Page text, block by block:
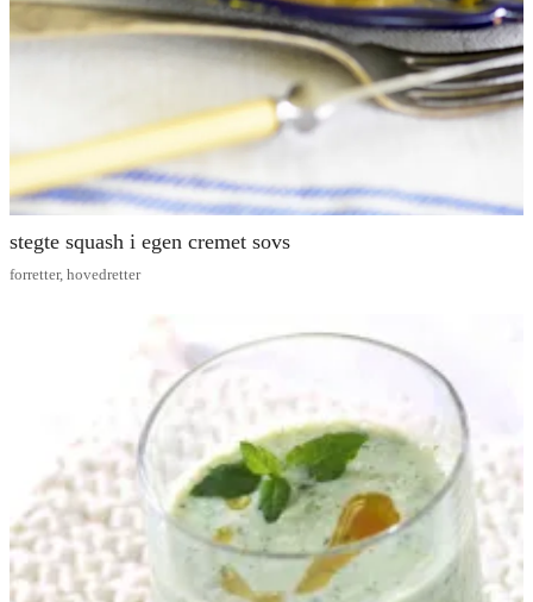
stegte squash i egen cremet sovs
forretter, hovedretter